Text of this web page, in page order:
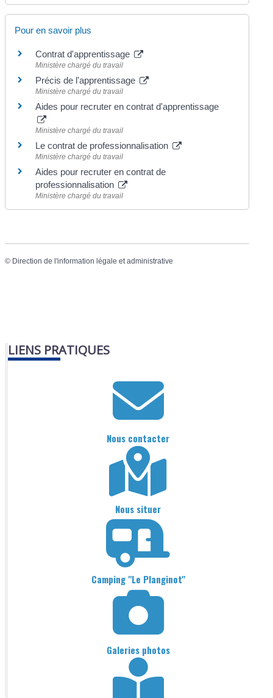
Pour en savoir plus
Contrat d'apprentissage
Ministère chargé du travail
Précis de l'apprentissage
Ministère chargé du travail
Aides pour recruter en contrat d'apprentissage
Ministère chargé du travail
Le contrat de professionnalisation
Ministère chargé du travail
Aides pour recruter en contrat de
professionnalisation
Ministère chargé du travail
© Direction de l'information légale et administrative
LIENS PRATIQUES
Nous contacter
Nous situer
Camping "Le Planginot"
Galeries photos